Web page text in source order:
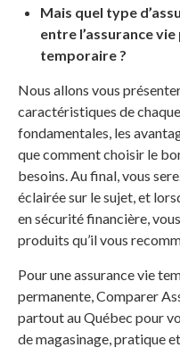
Mais quel type
entre l’assurance
temporaire ?
Nous allons vous
caractéristiques de
fondamentales, les
que comment choisir le
besoins. Au final, vous
éclairée sur le sujet, et
en sécurité financière,
produits qu’il vous
Pour une assurance vie
permanente, Comparer
partout au Québec pour
de magasinage, pratique